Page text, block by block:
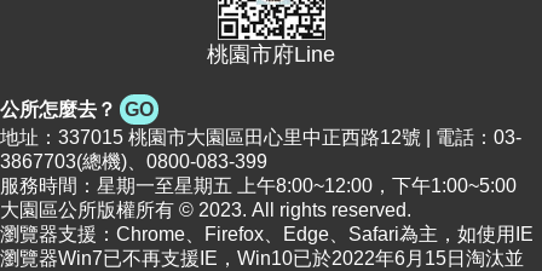
桃園市府Line
公所怎麼去？ GO
地址：337015 桃園市大園區田心里中正西路12號 | 電話：03-
3867703(總機)、0800-083-399
服務時間：星期一至星期五 上午8:00~12:00，下午1:00~5:00
大園區公所版權所有 © 2023. All rights reserved.
瀏覽器支援：Chrome、Firefox、Edge、Safari為主，如使用IE
瀏覽器Win7已不再支援IE，Win10已於2022年6月15日淘汰並